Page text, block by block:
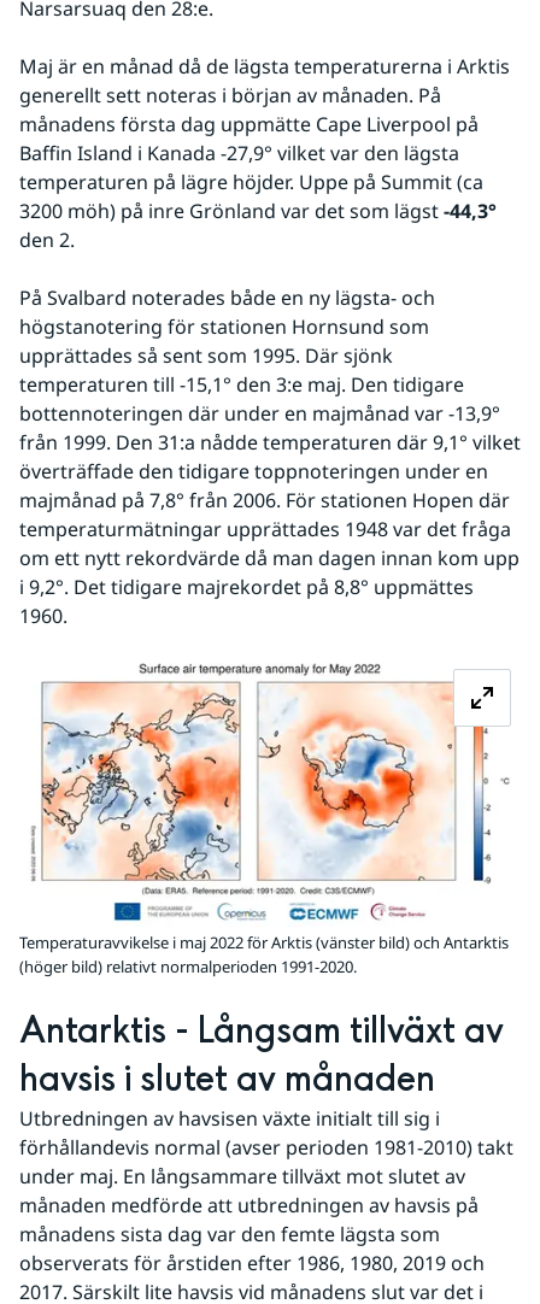
Narsarsuaq den 28:e.
Maj är en månad då de lägsta temperaturerna i Arktis
generellt sett noteras i början av månaden. På
månadens första dag uppmätte Cape Liverpool på
Baffin Island i Kanada -27,9° vilket var den lägsta
temperaturen på lägre höjder. Uppe på Summit (ca
3200 möh) på inre Grönland var det som lägst -44,3°
den 2.
På Svalbard noterades både en ny lägsta- och
högstanotering för stationen Hornsund som
upprättades så sent som 1995. Där sjönk
temperaturen till -15,1° den 3:e maj. Den tidigare
bottennoteringen där under en majmånad var -13,9°
från 1999. Den 31:a nådde temperaturen där 9,1° vilket
överträffade den tidigare toppnoteringen under en
majmånad på 7,8° från 2006. För stationen Hopen där
temperaturmätningar upprättades 1948 var det fråga
om ett nytt rekordvärde då man dagen innan kom upp
i 9,2°. Det tidigare majrekordet på 8,8° uppmättes
1960.
Temperaturavvikelse i maj 2022 för Arktis (vänster bild) och Antarktis
(höger bild) relativt normalperioden 1991-2020.
Antarktis - Långsam tillväxt av
havsis i slutet av månaden
Utbredningen av havsisen växte initialt till sig i
förhållandevis normal (avser perioden 1981-2010) takt
under maj. En långsammare tillväxt mot slutet av
månaden medförde att utbredningen av havsis på
månadens sista dag var den femte lägsta som
observerats för årstiden efter 1986, 1980, 2019 och
2017. Särskilt lite havsis vid månadens slut var det i